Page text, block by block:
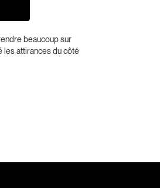
beaucoup sur
les attirances du côté